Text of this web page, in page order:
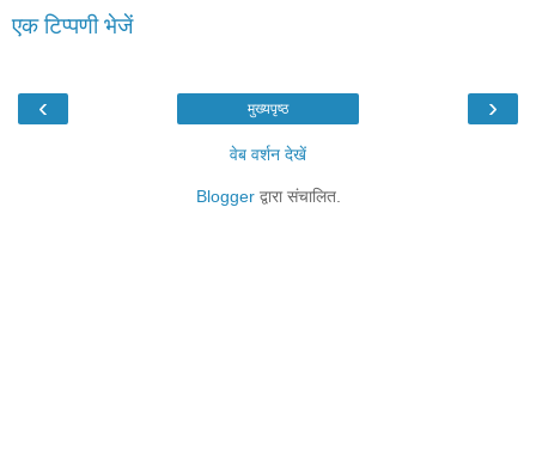
एक टिप्पणी भेजें
‹ ›
मुख्यपृष्ठ
वेब वर्शन देखें
Bloggerद्वारा संचालित.